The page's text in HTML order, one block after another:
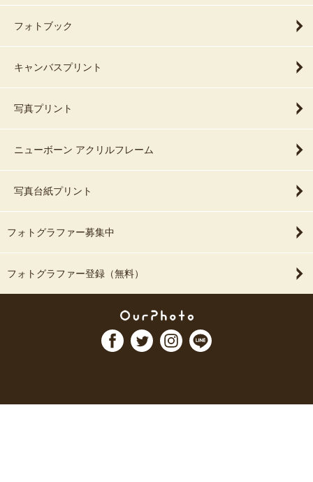
フォトブック
キャンバスプリント
写真プリント
ニューボーン アクリルフレーム
写真台紙プリント
フォトグラファー募集中
フォトグラファー登録（無料）